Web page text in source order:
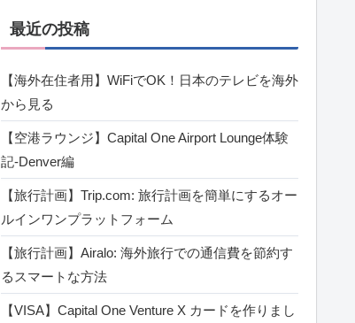
最近の投稿
【海外在住者用】WiFiでOK！日本のテレビを海外
から見る
【空港ラウンジ】Capital One Airport Lounge体験
記‐Denver編
【旅行計画】Trip.com: 旅行計画を簡単にするオー
ルインワンプラットフォーム
【旅行計画】Airalo: 海外旅行での通信費を節約す
るスマートな方法
【VISA】Capital One Venture X カードを作りまし